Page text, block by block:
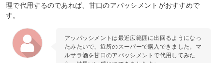
理で代用するのであれば、甘口のアパッシメントがおすすめで
す。
アッパッシメントは最近広範囲に出回るようになっ
たみたいで、近所のスーパーで購入できました。マ
ルサラ酒を甘口のアパッシメントで代用してみた